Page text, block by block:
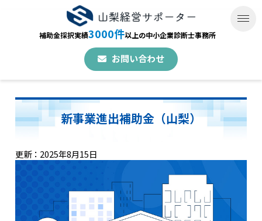
補助金採択実績3000件以上の中小企業診断士事務所
お問い合わせ
新事業進出補助金（山梨）
更新：2025年8月15日